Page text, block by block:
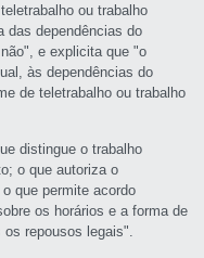
ou trabalho
das dependências do
e explicita que "o
às dependências do
de teletrabalho ou trabalho
distingue o trabalho
o que autoriza o
que permite acordo
os horários e a forma de
os repousos legais".